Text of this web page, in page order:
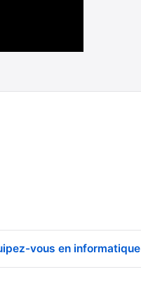
vous en informatique